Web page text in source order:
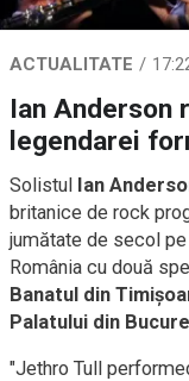
ACTUALITATE
Ian Anderson
legendarei
Solistul Ian
britanice de rock
jumătate de secol
România cu două
Banatul din
Palatului din
"Jethro Tull